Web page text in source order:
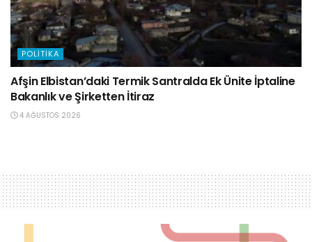
POLITIKA
Afşin Elbistan’daki Termik Santralda Ek Ünite İptaline
Bakanlık ve Şirketten İtiraz
4 AĞUSTOS 2026